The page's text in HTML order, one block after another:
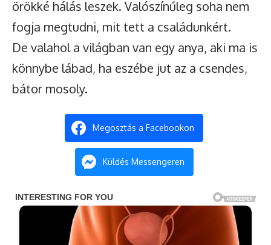
örökké hálás leszek. Valószínűleg soha nem
fogja megtudni, mit tett a családunkért.
De valahol a világban van egy anya, aki ma is
könnybe lábad, ha eszébe jut az a csendes,
bátor mosoly.
Megosztás a Facebookon
Küldés Messengeren